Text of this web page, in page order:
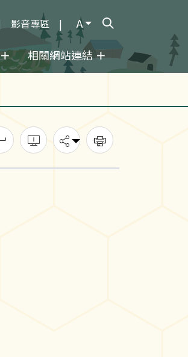
影音專區 A
打開搜尋輸入框
相關網站連結
回上一頁錯誤回報
分享 列印